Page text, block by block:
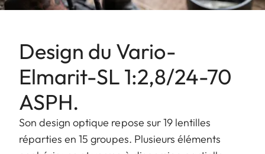
Design du Vario-
Elmarit-SL 1:2,8/24-70
ASPH.
Son design optique repose sur 19 lentilles
réparties en 15 groupes. Plusieurs éléments